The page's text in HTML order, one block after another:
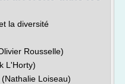
la diversité
Rousselle)
L'Horty)
Loiseau)